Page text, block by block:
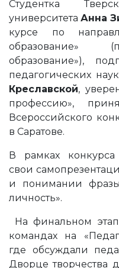
Студентка
университета Анна
курсе по
образование»
образование»),
педагогических наук
Креславской,
профессию»,
Всероссийского
в Саратове.
В рамках конкурса
свои
и понимании фразы
личность».
На финальном
командах на
где обсуждали
Дворце творчества